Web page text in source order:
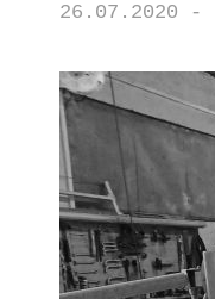
26.07.2020 -